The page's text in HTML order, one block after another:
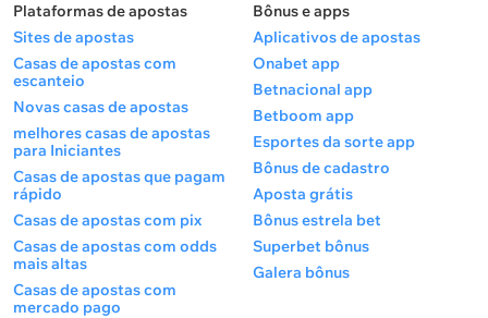
Plataformas de apostas
Sites de apostas
Casas de apostas com
escanteio
Novas casas de apostas
melhores casas de apostas
para Iniciantes
Casas de apostas que pagam
rápido
Casas de apostas com pix
Casas de apostas com odds
mais altas
Casas de apostas com
mercado pago
Bônus e apps
Aplicativos de apostas
Onabet app
Betnacional app
Betboom app
Esportes da sorte app
Bônus de cadastro
Aposta grátis
Bônus estrela bet
Superbet bônus
Galera bônus